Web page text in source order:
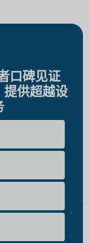
口碑见证
提供超越设